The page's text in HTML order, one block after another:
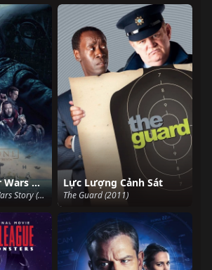
Rogue One: Star Wars Ngoại Truyện
Rogue One: A Star Wars Story (2016)
Lực Lượng Cảnh Sát
The Guard (2011)